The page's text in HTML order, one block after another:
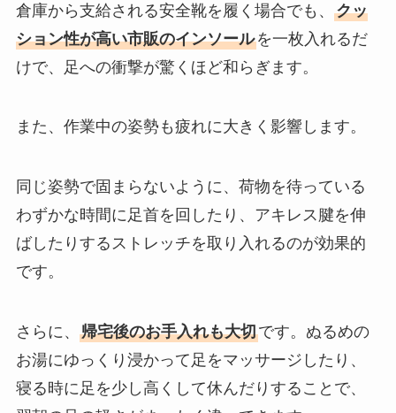
倉庫から支給される安全靴を履く場合でも、 クッ
ション性が高い市販のインソールを一枚入れるだ
けで、足への衝撃が驚くほど和らぎます。
また、作業中の姿勢も疲れに大きく影響します。
同じ姿勢で固まらないように、荷物を待っている
わずかな時間に足首を回したり、アキレス腱を伸
ばしたりするストレッチを取り入れるのが効果的
です。
さらに、 帰宅後のお手入れも大切です。ぬるめの
お湯にゆっくり浸かって足をマッサージしたり、
寝る時に足を少し高くして休んだりすることで、